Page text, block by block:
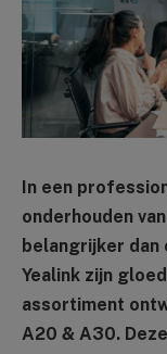
In een
onderhouden
belangrijker
Yealink zijn
assortiment
A20 & A30.